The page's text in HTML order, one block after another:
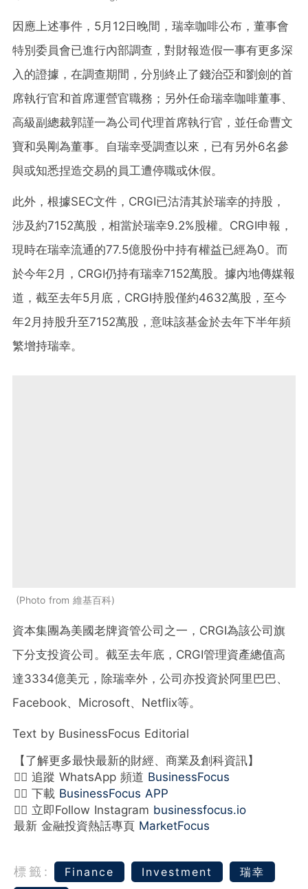
因應上述事件，5月12日晚間，瑞幸咖啡公布，董事會
特別委員會已進行內部調查，對財報造假一事有更多深
入的證據，在調查期間，分別終止了錢治亞和劉劍的首
席執行官和首席運營官職務；另外任命瑞幸咖啡董事、
高級副總裁郭謹一為公司代理首席執行官，並任命曹文
寶和吳剛為董事。自瑞幸受調查以來，已有另外6名參
與或知悉捏造交易的員工遭停職或休假。
此外，根據SEC文件，CRGI已沽清其於瑞幸的持股，
涉及約7152萬股，相當於瑞幸9.2%股權。CRGI申報，
現時在瑞幸流通的77.5億股份中持有權益已經為0。而
於今年2月，CRGI仍持有瑞幸7152萬股。據內地傳媒報
道，截至去年5月底，CRGI持股僅約4632萬股，至今
年2月持股升至7152萬股，意味該基金於去年下半年頻
繁增持瑞幸。
Photo from 維基百科
資本集團為美國老牌資管公司之一，CRGI為該公司旗
下分支投資公司。截至去年底，CRGI管理資產總值高
達3334億美元，除瑞幸外，公司亦投資於阿里巴巴、
Facebook、Microsoft、Netflix等。
Text by BusinessFocus Editorial
【了解更多最快最新的財經、商業及創科資訊】
👉🏻 追蹤 WhatsApp 頻道 BusinessFocus
👉🏻 下載 BusinessFocus APP
👉🏻 立即Follow Instagram businessfocus.io
最新 金融投資熱話專頁 MarketFocus
標籤: Finance Investment
瑞幸